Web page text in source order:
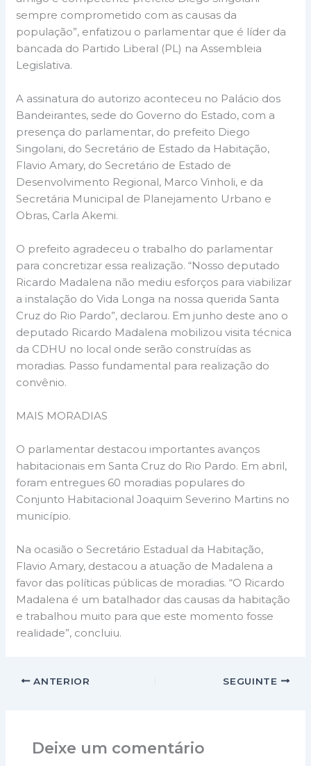
sempre comprometido com as causas da
população”, enfatizou o parlamentar que é líder da
bancada do Partido Liberal (PL) na Assembleia
Legislativa.
A assinatura do autorizo aconteceu no Palácio dos
Bandeirantes, sede do Governo do Estado, com a
presença do parlamentar, do prefeito Diego
Singolani, do Secretário de Estado da Habitação,
Flavio Amary, do Secretário de Estado de
Desenvolvimento Regional, Marco Vinholi, e da
Secretária Municipal de Planejamento Urbano e
Obras, Carla Akemi.
O prefeito agradeceu o trabalho do parlamentar
para concretizar essa realização. “Nosso deputado
Ricardo Madalena não mediu esforços para viabilizar
a instalação do Vida Longa na nossa querida Santa
Cruz do Rio Pardo”, declarou. Em junho deste ano o
deputado Ricardo Madalena mobilizou visita técnica
da CDHU no local onde serão construídas as
moradias. Passo fundamental para realização do
convênio.
MAIS MORADIAS
O parlamentar destacou importantes avanços
habitacionais em Santa Cruz do Rio Pardo. Em abril,
foram entregues 60 moradias populares do
Conjunto Habitacional Joaquim Severino Martins no
município.
Na ocasião o Secretário Estadual da Habitação,
Flavio Amary, destacou a atuação de Madalena a
favor das políticas públicas de moradias. “O Ricardo
Madalena é um batalhador das causas da habitação
e trabalhou muito para que este momento fosse
realidade”, concluiu.
ANTERIOR SEGUINTE
Deixe um comentário